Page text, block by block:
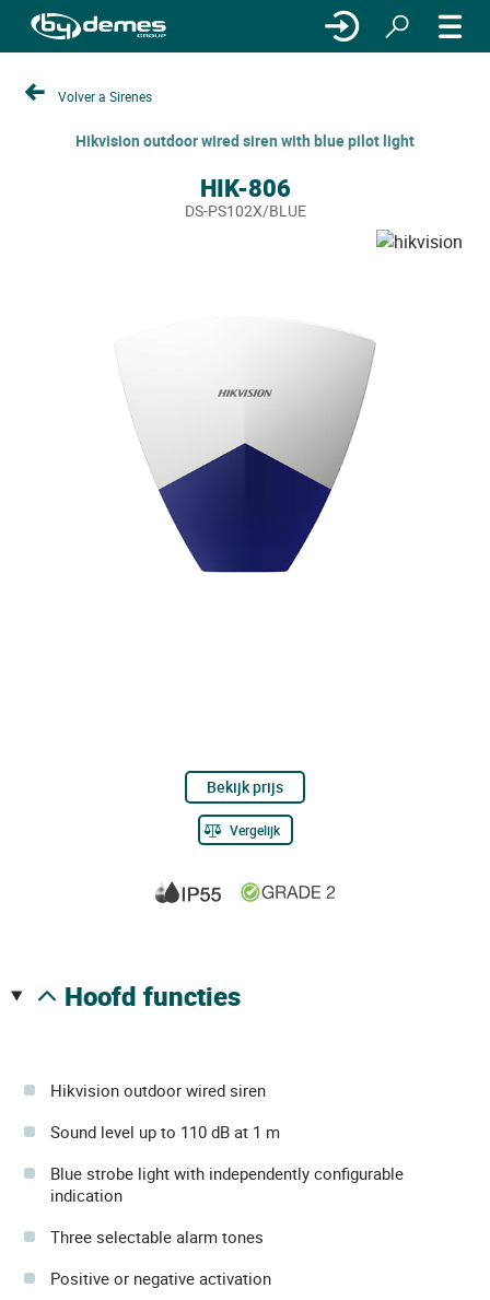
Volver a Sirenes
Hikvision outdoor wired siren with blue pilot light
HIK-806
DS-PS102X/BLUE
Bekijk prijs
Vergelijk
hoofd functies
Hikvision outdoor wired siren
Sound level up to 110 dB at 1 m
Blue strobe light with independently configurable
indication
Three selectable alarm tones
Positive or negative activation